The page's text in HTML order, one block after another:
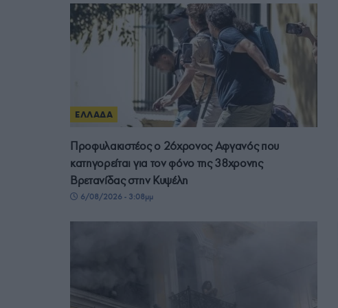
ΕΛΛΑΔΑ
Προφυλακιστέος ο 26χρονος Αφγανός που
κατηγορείται για τον φόνο της 38χρονης
Βρετανίδας στην Κυψέλη
6/08/2026 - 3:08μμ